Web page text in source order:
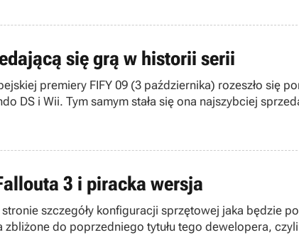
się grą w historii serii
premiery FIFY 09 (3 października) rozeszło się
DS i Wii. Tym samym stała się ona najszybciej
3 i piracka wersja
szczegóły konfiguracji sprzętowej jaka będzie
do poprzedniego tytułu tego dewelopera,